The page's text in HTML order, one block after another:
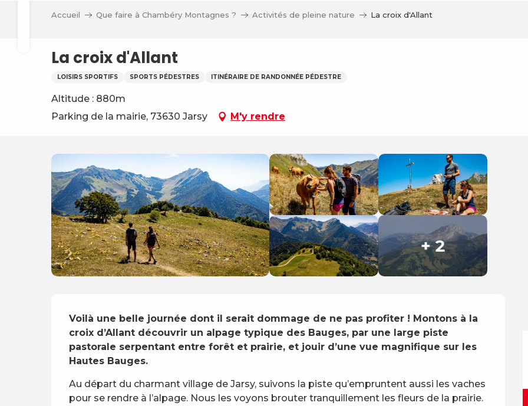
Accueil Que faire à Chambéry Montagnes ? Activités de pleine nature La croix d'Allant
La croix d'Allant
LOISIRS SPORTIFS SPORTS PÉDESTRES ITINÉRAIRE DE RANDONNÉE PÉDESTRE
Altitude : 880m
Parking de la mairie, 73630 Jarsy
M'y rendre
+ 2
Description
Voilà une belle journée dont il serait dommage de ne pas profiter ! Montons à la
croix d’Allant découvrir un alpage typique des Bauges, par une large piste
pastorale serpentant entre forêt et prairie, et jouir d’une vue magnifique sur les
Hautes Bauges.
Au départ du charmant village de Jarsy, suivons la piste qu’empruntent aussi les vaches
pour se rendre à l’alpage. Nous les voyons brouter tranquillement les fleurs de la prairie.